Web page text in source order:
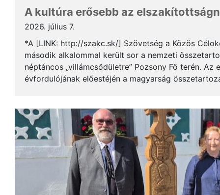
A kultúra erősebb az
2026. július 7.
*A [LINK: http://szakc.sk/] Szövetség a Közös
második alkalommal került sor a nemzeti
néptáncos „villámcsődületre” Pozsony Fő terén. Az
évfordulójának előestéjén a magyarság